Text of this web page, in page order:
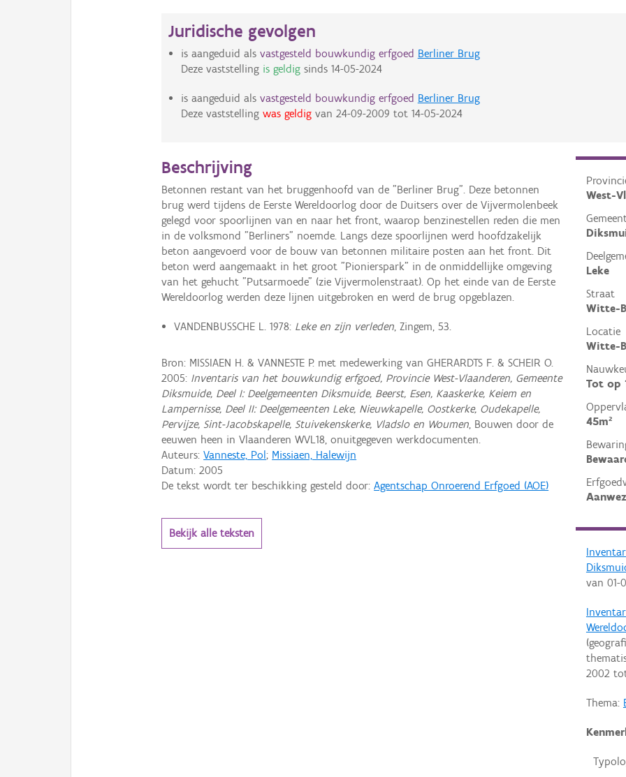
Juridische gevolgen
is aangeduid als vastgesteld bouwkundig erfgoed Berliner Brug
Deze vaststelling is geldigsinds 14-05-2024
is aangeduid als vastgesteld bouwkundig erfgoed Berliner Brug
Deze vaststelling was geldigvan 24-09-2009 tot 14-05-2024
West-
Leke
Straat
Witte-
Locatie
Witte-
Tot op
45m²
van 01-
2002
Thema:
Beschrijving
Betonnen restant van het bruggenhoofd van de "Berliner Brug". Deze betonnen
brug werd tijdens de Eerste Wereldoorlog door de Duitsers over de Vijvermolenbeek
gelegd voor spoorlijnen van en naar het front, waarop benzinestellen reden die men
in de volksmond "Berliners" noemde. Langs deze spoorlijnen werd hoofdzakelijk
beton aangevoerd voor de bouw van betonnen militaire posten aan het front. Dit
beton werd aangemaakt in het groot "Pionierspark" in de onmiddellijke omgeving
van het gehucht "Putsarmoede" (zie Vijvermolenstraat). Op het einde van de Eerste
Wereldoorlog werden deze lijnen uitgebroken en werd de brug opgeblazen.
VANDENBUSSCHE L. 1978: Leke en zijn verleden, Zingem, 53.
Bron: MISSIAEN H. & VANNESTE P. met medewerking van GHERARDTS F. & SCHEIR O.
2005: Inventaris van het bouwkundig erfgoed, Provincie West-Vlaanderen, Gemeente
Diksmuide, Deel I: Deelgemeenten Diksmuide, Beerst, Esen, Kaaskerke, Keiem en
Lampernisse, Deel II: Deelgemeenten Leke, Nieuwkapelle, Oostkerke, Oudekapelle,
Pervijze, Sint-Jacobskapelle, Stuivekenskerke, Vladslo en Woumen, Bouwen door de
eeuwen heen in Vlaanderen WVL18, onuitgegeven werkdocumenten.
Auteurs:Vanneste, Pol; Missiaen, Halewijn
Datum:2005
De tekst wordt ter beschikking gesteld door:Agentschap Onroerend Erfgoed (AOE)
Bekijk alle teksten